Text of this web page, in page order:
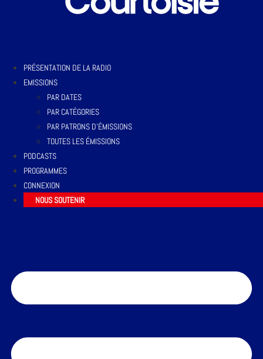
PRÉSENTATION DE LA RADIO
EMISSIONS
PAR DATES
PAR CATÉGORIES
PAR PATRONS D’ÉMISSIONS
TOUTES LES ÉMISSIONS
PODCASTS
PROGRAMMES
CONNEXION
NOUS SOUTENIR